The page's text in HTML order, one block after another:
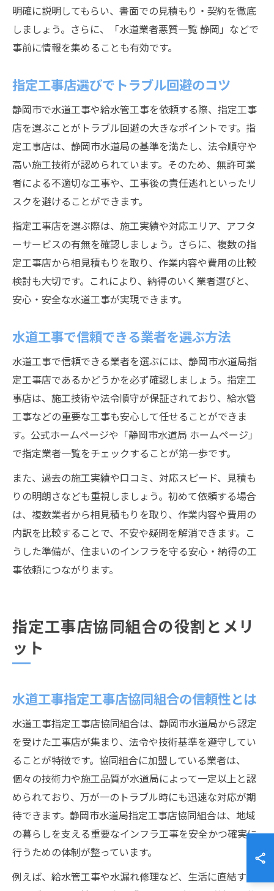
明確に説明してもらい、書面での見積もり・契約を徹底
しましょう。さらに、「水道業者悪質一覧 静岡」などで
事前に情報を集めることも有効です。
指定工事店選びでトラブル回避のコツ
静岡市で水道工事や給水管工事を依頼する際、指定工事
店を選ぶことがトラブル回避の大きなポイントです。指
定工事店は、静岡市水道局の基準を満たし、法令順守や
高い施工技術が認められています。そのため、無許可業
者による不適切な工事や、工事後の責任逃れといったリ
スクを避けることができます。
指定工事店を選ぶ際は、施工実績や対応エリア、アフタ
ーサービスの有無を確認しましょう。さらに、複数の指
定工事店から相見積もりを取り、作業内容や費用の比較
検討も大切です。これにより、納得のいく業者選びと、
安心・安全な水道工事が実現できます。
水道工事で信頼できる業者を選ぶ方法
水道工事で信頼できる業者を選ぶには、静岡市水道局指
定工事店であるかどうかを必ず確認しましょう。指定工
事店は、施工技術や法令順守が保証されており、給水管
工事などの重要な工事も安心して任せることができま
す。公式ホームページや「静岡市水道局 ホームページ」
で指定業者一覧をチェックすることが第一歩です。
また、過去の施工実績や口コミ、対応スピード、見積も
りの明朗さなども重視しましょう。初めて依頼する場合
は、複数業者から相見積もりを取り、作業内容や費用の
内訳を比較することで、不安や疑問を解消できます。こ
うした準備が、住まいのインフラを守る安心・納得の工
事依頼につながります。
指定工事店協同組合の役割とメリ
ット
水道工事指定工事店協同組合の信頼性とは
水道工事指定工事店協同組合は、静岡市水道局から認定
を受けた工事店が集まり、法令や技術基準を遵守してい
ることが特徴です。協同組合に加盟している業者は、
個々の技術力や施工品質が水道局によって一定以上と認
められており、万が一のトラブル時にも迅速な対応が期
待できます。静岡市水道局指定工事店協同組合は、地域
の暮らしを支える重要なインフラ工事を安全かつ確実に
行うための体制が整っています。
例えば、給水管工事や水漏れ修理など、生活に直結する